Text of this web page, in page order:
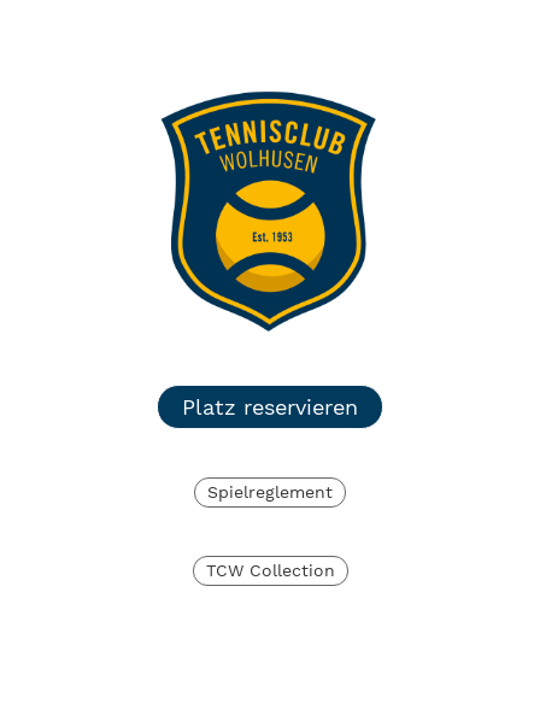
Platz reservieren
Spielreglement
TCW Collection